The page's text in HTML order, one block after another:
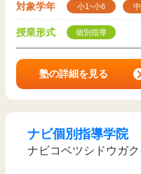
対象学年 小1~小6
授業形式 個別指導
塾の詳細を見る
ナビ個別指導学院
ナビコベツシドウガ